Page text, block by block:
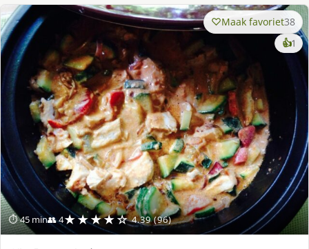
⏱ 45 min👥 4★★★★☆ 4.39 (96)
Maak favoriet38
👍1